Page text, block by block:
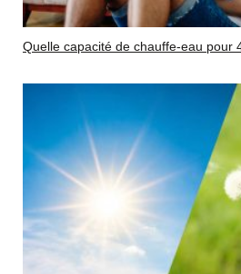
Quelle capacité de chauffe-eau pour